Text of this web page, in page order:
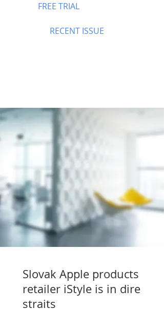
FREE TRIAL
RECENT ISSUE
Slovak Apple products
retailer iStyle is in dire
straits